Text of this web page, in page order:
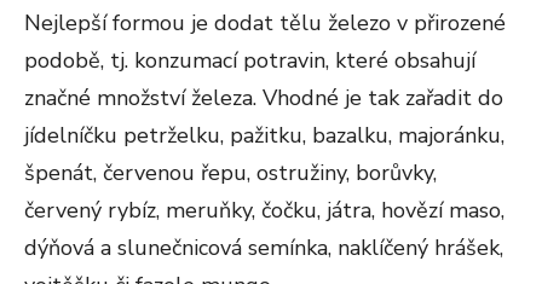
Nejlepší formou je dodat tělu železo v přirozené
podobě, tj. konzumací potravin, které obsahují
značné množství železa. Vhodné je tak zařadit do
jídelníčku petrželku, pažitku, bazalku, majoránku,
špenát, červenou řepu, ostružiny, borůvky,
červený rybíz, meruňky, čočku, játra, hovězí maso,
dýňová a slunečnicová semínka, naklíčený hrášek,